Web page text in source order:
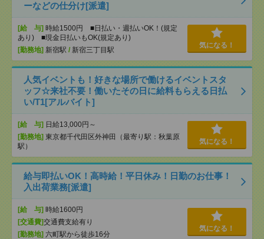
ーなどの仕分け[派遣]
[給 与] 時給1500円 ■日払い・週払いOK！(規定
あり) ■現金日払いもOK(規定あり)
[勤務地] 新宿駅 / 新宿三丁目駅
気になる！
人気イベントも！好きな場所で働けるイベントスタ
ッフ☆来社不要！働いたその日に給料もらえる日払
い/T1[アルバイト]
[給 与] 日給13,000円～
[勤務地] 東京都千代田区外神田（最寄り駅：秋葉原
駅）
気になる！
給与即払いOK！高時給！平日休み！日勤のお仕事！
入出荷業務[派遣]
[給 与] 時給1600円
[交通費]交通費支給有り
[勤務地] 六町駅から徒歩16分
気になる！